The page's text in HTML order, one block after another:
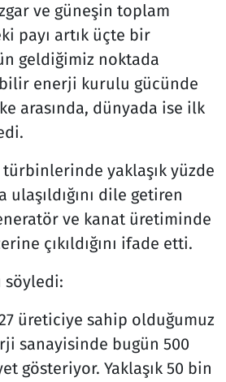
ve güneşin toplam
payı artık üçte bir
geldiğimiz noktada
enerji kurulu gücünde
arasında, dünyada ise ilk
yaklaşık yüzde
dile getiren
ve kanat üretiminde
çıkıldığını ifade etti.
söyledi:
üreticiye sahip olduğumuz
sanayisinde bugün 500
gösteriyor. Yaklaşık 50 bin